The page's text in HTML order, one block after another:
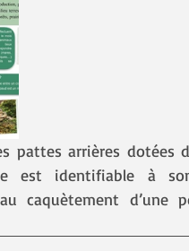
pattes arrières dotées
est identifiable à
caquètement d’une